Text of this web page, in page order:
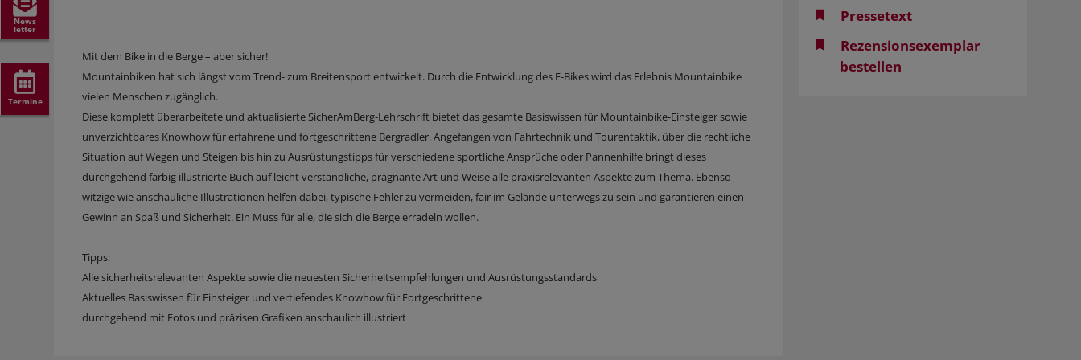
News
letter
Termine
Mit dem Bike in die Berge – aber sicher!
Mountainbiken hat sich längst vom Trend- zum Breitensport entwickelt. Durch die Entwicklung des E-Bikes wird das Erlebnis Mountainbike
vielen Menschen zugänglich.
Diese komplett überarbeitete und aktualisierte SicherAmBerg-Lehrschrift bietet das gesamte Basiswissen für Mountainbike-Einsteiger sowie
unverzichtbares Knowhow für erfahrene und fortgeschrittene Bergradler. Angefangen von Fahrtechnik und Tourentaktik, über die rechtliche
Situation auf Wegen und Steigen bis hin zu Ausrüstungstipps für verschiedene sportliche Ansprüche oder Pannenhilfe bringt dieses
durchgehend farbig illustrierte Buch auf leicht verständliche, prägnante Art und Weise alle praxisrelevanten Aspekte zum Thema. Ebenso
witzige wie anschauliche Illustrationen helfen dabei, typische Fehler zu vermeiden, fair im Gelände unterwegs zu sein und garantieren einen
Gewinn an Spaß und Sicherheit. Ein Muss für alle, die sich die Berge erradeln wollen.
Tipps:
Alle sicherheitsrelevanten Aspekte sowie die neuesten Sicherheitsempfehlungen und Ausrüstungsstandards
Aktuelles Basiswissen für Einsteiger und vertiefendes Knowhow für Fortgeschrittene
durchgehend mit Fotos und präzisen Grafiken anschaulich illustriert
Pressetext
Rezensionsexemplar
bestellen